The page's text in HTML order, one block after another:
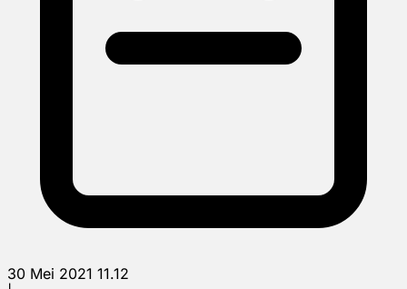
30 Mei 2021 11.12